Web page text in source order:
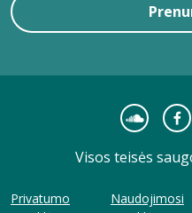
Visos teisės
Privatumo
Naudojimosi